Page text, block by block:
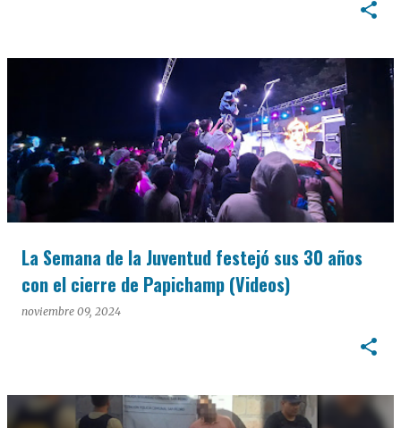
La Semana de la Juventud festejó sus 30 años
con el cierre de Papichamp (Videos)
noviembre 09, 2024